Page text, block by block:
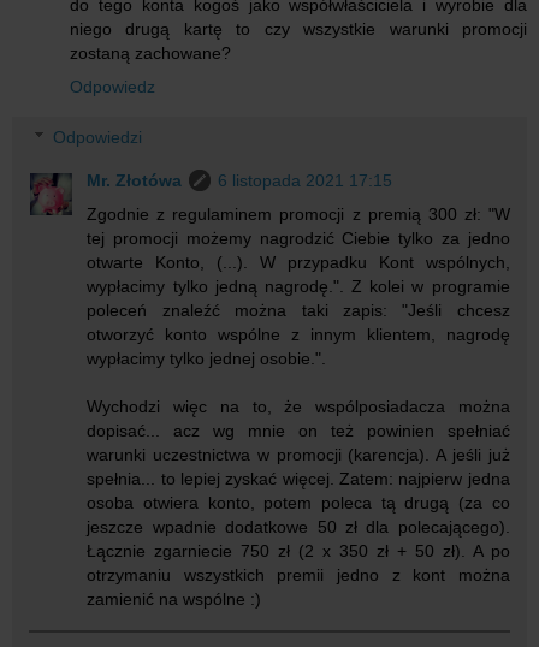
do tego konta kogoś jako współwłaściciela i wyrobie dla
niego drugą kartę to czy wszystkie warunki promocji
zostaną zachowane?
Odpowiedz
Odpowiedzi
Mr. Złotówa
6 listopada 2021 17:15
Zgodnie z regulaminem promocji z premią 300 zł: "W
tej promocji możemy nagrodzić Ciebie tylko za jedno
otwarte Konto, (...). W przypadku Kont wspólnych,
wypłacimy tylko jedną nagrodę.". Z kolei w programie
poleceń znaleźć można taki zapis: "Jeśli chcesz
otworzyć konto wspólne z innym klientem, nagrodę
wypłacimy tylko jednej osobie.".
Wychodzi więc na to, że wspólposiadacza można
dopisać... acz wg mnie on też powinien spełniać
warunki uczestnictwa w promocji (karencja). A jeśli już
spełnia... to lepiej zyskać więcej. Zatem: najpierw jedna
osoba otwiera konto, potem poleca tą drugą (za co
jeszcze wpadnie dodatkowe 50 zł dla polecającego).
Łącznie zgarniecie 750 zł (2 x 350 zł + 50 zł). A po
otrzymaniu wszystkich premii jedno z kont można
zamienić na wspólne :)